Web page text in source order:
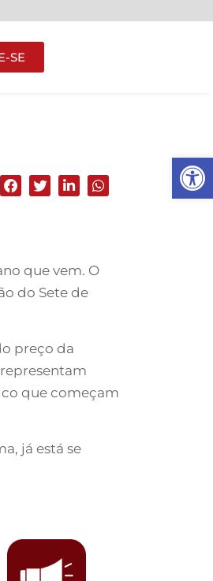
Abrir
SE
que vem. O
do Sete de
preço da
que começam
já está se